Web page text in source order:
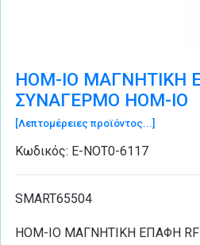
HOM-IO ΜΑΓΝΗΤΙΚΗ
ΣΥΝΑΓΕΡΜΟ HOM-IO
[Λεπτομέρειες προϊόντος...]
Κωδικός: Ε-ΝΟΤ0-6117
SMART65504
HOM-IO ΜΑΓΝΗΤΙΚΗ ΕΠΑΦΗ